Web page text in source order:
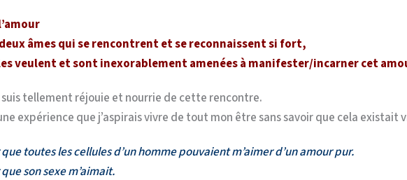
deux âmes qui se rencontrent et se reconnaissent si fort,
veulent et sont inexorablement amenées à manifester/incarner cet
suis tellement réjouie et nourrie de cette rencontre.
expérience que j’aspirais vivre de tout mon être sans savoir que cela existait
toutes les cellules d’un homme pouvaient m’aimer d’un amour pur.
son sexe m’aimait.